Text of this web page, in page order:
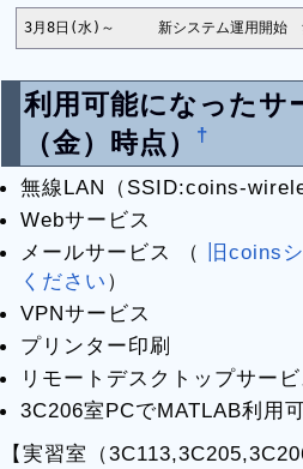
3月8日(水)～   	新システ
利用可能になったサ
（金）時点）
†
無線LAN（SSID:coins-
Webサービス
メールサービス （
旧coins
ください ）
VPNサービス
プリンター印刷
リモートデスクトップサー
3C206室PCでMATLAB利用
【実習室（